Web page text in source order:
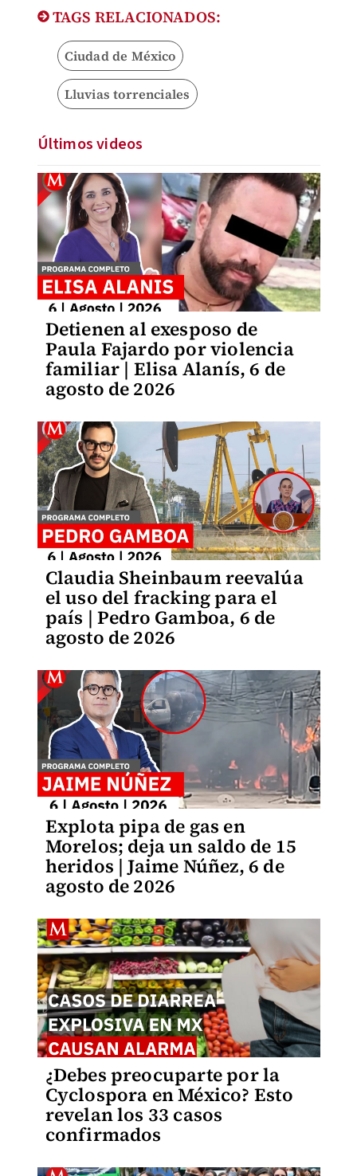
TAGS RELACIONADOS:
Ciudad de México
Lluvias torrenciales
Últimos videos
Detienen al exesposo de
Paula Fajardo por violencia
familiar | Elisa Alanís, 6 de
agosto de 2026
Claudia Sheinbaum reevalúa
el uso del fracking para el
país | Pedro Gamboa, 6 de
agosto de 2026
Explota pipa de gas en
Morelos; deja un saldo de 15
heridos | Jaime Núñez, 6 de
agosto de 2026
¿Debes preocuparte por la
Cyclospora en México? Esto
revelan los 33 casos
confirmados